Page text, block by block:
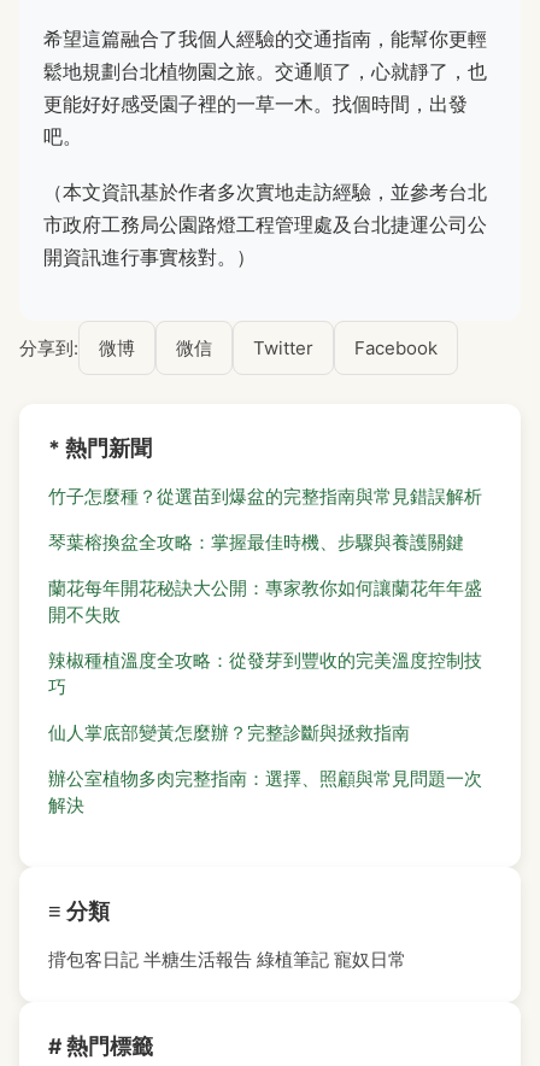
希望這篇融合了我個人經驗的交通指南，能幫你更輕
鬆地規劃台北植物園之旅。交通順了，心就靜了，也
更能好好感受園子裡的一草一木。找個時間，出發
吧。
（本文資訊基於作者多次實地走訪經驗，並參考台北
市政府工務局公園路燈工程管理處及台北捷運公司公
開資訊進行事實核對。）
分享到: 微博 微信 Twitter Facebook
* 熱門新聞
竹子怎麼種？從選苗到爆盆的完整指南與常見錯誤解析
琴葉榕換盆全攻略：掌握最佳時機、步驟與養護關鍵
蘭花每年開花秘訣大公開：專家教你如何讓蘭花年年盛
開不失敗
辣椒種植溫度全攻略：從發芽到豐收的完美溫度控制技
巧
仙人掌底部變黃怎麼辦？完整診斷與拯救指南
辦公室植物多肉完整指南：選擇、照顧與常見問題一次
解決
≡ 分類
揹包客日記 半糖生活報告 綠植筆記 寵奴日常
# 熱門標籤